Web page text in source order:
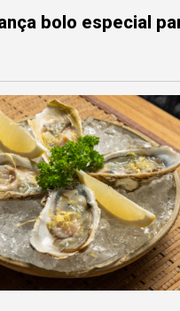
bolo especial